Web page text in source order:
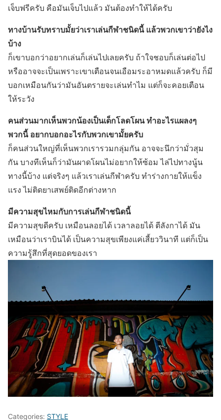
เจ็บฟรีครับ คือมันเจ็บไปแล้ว มันต้องทำให้ได้ครับ
ทางบ้านรับทราบมั้ยว่าเราเล่นกีฬาชนิดนี้ แล้วพวกเขาว่ายังไง
บ้าง
ก็เขาบอกว่าอยากเล่นก็เล่นไปเลยครับ ถ้าใจชอบก็เล่นต่อไป
หรืออาจจะเป็นเพราะเขาเตือนจนเอือมระอาหมดแล้วครับ ก็มี
บอกเหมือนกันว่ามันอันตรายจะเล่นทำไม แต่ก็จะคอยเตือน
ให้ระวัง
คนส่วนมากเห็นพวกน้องเป็นเด็กโลดโผน ทำอะไรแผลงๆ
พวกนี้ อยากบอกอะไรกับพวกเขามั้ยครับ
ก็คนส่วนใหญ่ที่เห็นพวกเรารวมกลุ่มกัน อาจจะนึกว่ามั่วสุม
กัน บางทีเห็นก็ว่ามันผาดโผนไม่อยากให้ซ้อม ไล่ไปทางนู้น
ทางนี้บ้าง แต่จริงๆ แล้วเราเล่นกีฬาครับ ทำร่างกายให้แข็ง
แรง ไม่ติดยาเสพย์ติดอีกต่างหาก
มีความสุขไหมกับการเล่นกีฬาชนิดนี้
มีความสุขดีครับ เหมือนลอยได้ เวลาลอยได้ ตีลังกาได้ มัน
เหมือนว่าเราบินได้ เป็นความสุขเพียงแค่เสี้ยววินาที แต่ก็เป็น
ความรู้สึกที่สุดยอดของเรา
Categories: STYLE